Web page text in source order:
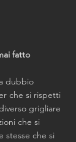
fatto
dubbio
che si rispetti
grigliare
che si
stesse che si